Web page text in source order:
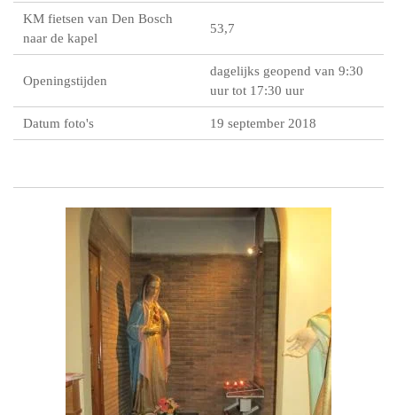
KM fietsen van Den Bosch
naar de kapel
53,7
Openingstijden
dagelijks geopend van 9:30
uur tot 17:30 uur
Datum foto's 19 september 2018